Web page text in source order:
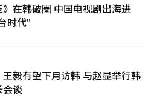
》在韩破圈 中国电视剧出海进
时代"
毅有望下月访韩 与赵显举行韩
会谈